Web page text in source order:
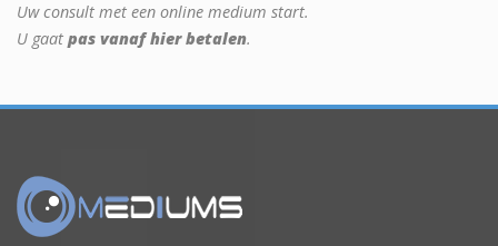
Uw consult met een online medium start.
U gaat pas vanaf hier betalen.